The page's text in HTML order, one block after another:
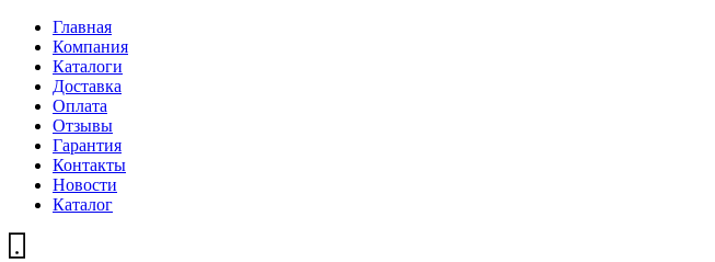
Главная
Компания
Каталоги
Доставка
Оплата
Отзывы
Гарантия
Контакты
Новости
Каталог